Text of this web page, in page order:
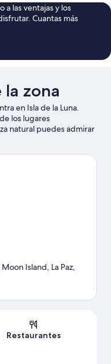
a las ventajas y los
Cuantas más
zona
en Isla de la Luna.
los lugares
natural puedes admirar
Playa de Copacabana.
Island, La Paz,
Restaurantes